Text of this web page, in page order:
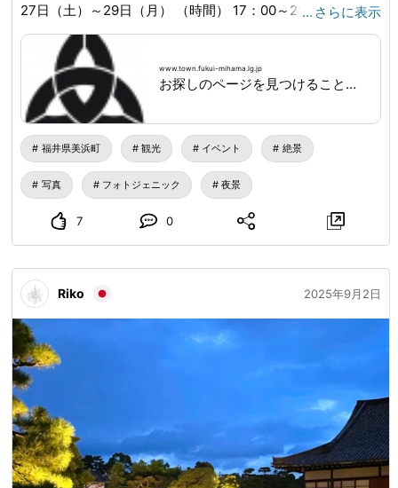
27日（土）～29日（月） （時間） 17：00～21：00 （日没
見込み 17：46） （会場） 水晶浜海水浴場 第2駐車場前
（約200mの波打ち際を光が彩ります） 特殊照明「ホロライ
ト」による、息をのむような波打ち際のライトアップ。青い
光が波と戯れ、唯一無二の幻想的な光景を創出します。この
秋、水晶浜でしか味わえない、光と波が織りなす極上のマイ
ンドフルネス体験を、心ゆくまでご堪能ください。 ※急な荒
天等、やむを得ない事情により、予告なく中止となる場合が
ございます。中止の場合は、町ホームページでお知らせしま
す。 お問い合わせ 美浜町観光誘客課 TEL：0770-32-6705
MAIL：kanko@town.fukui-mihama.lg.jp
… さらに表示
www.town.fukui-mihama.lg.jp
お探しのページを見つけることができませんでした。- 福井県美浜町
福井県美浜町 観光 イベント 絶景
写真 フォトジェニック 夜景
7 0
Riko 2025年9月2日